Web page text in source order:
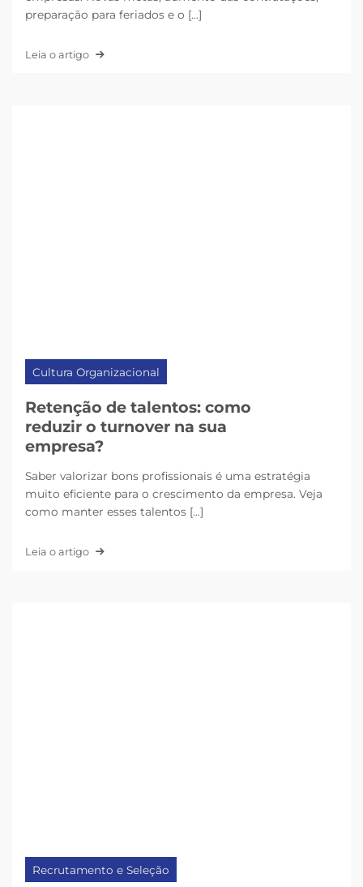
preparação para feriados e o [...]
Leia o artigo
Cultura Organizacional
Retenção de talentos: como
reduzir o turnover na sua
empresa?
Saber valorizar bons profissionais é uma estratégia
muito eficiente para o crescimento da empresa. Veja
como manter esses talentos [...]
Leia o artigo
Recrutamento e Seleção